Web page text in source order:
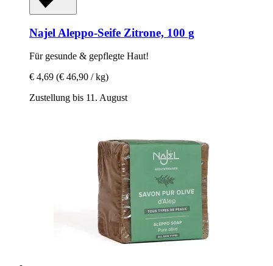
Najel Aleppo-​Seife Zitrone, 100 g
Für gesunde & gepflegte Haut!
€ 4,69 (€ 46,90 / kg)
Zustellung bis 11. August